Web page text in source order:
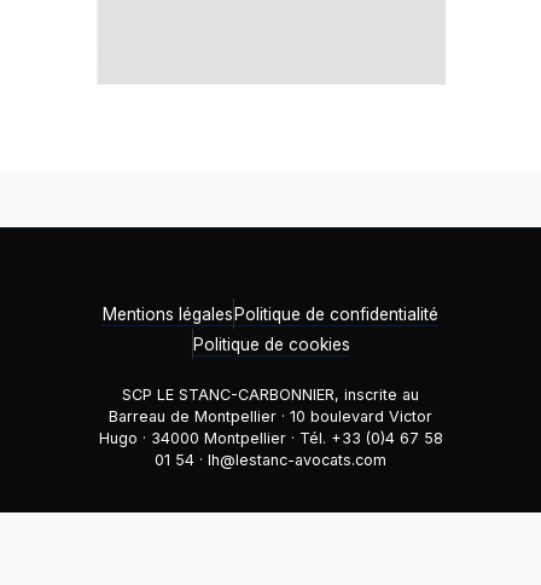
Mentions légales Politique de confidentialité
Politique de cookies